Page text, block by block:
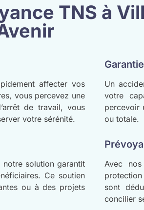
TNS à
affecter vos
vous percevez une
de travail, vous
votre sérénité.
Un
votre
percevoir
ou totale.
notre solution garantit
Ce soutien
ou à des projets
Avec
sont
concilier